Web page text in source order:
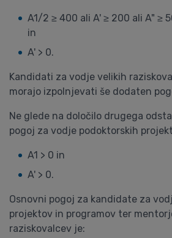
A1/2 ≥ 400 ali A' ≥ 200 ali A" ≥
in
A' > 0.
Kandidati za vodje velikih
morajo izpolnjevati še dodaten
Ne glede na določilo drugega
pogoj za vodje podoktorskih
A1 > 0 in
A' > 0.
Osnovni pogoj za kandidate za
projektov in programov ter
raziskovalcev je: